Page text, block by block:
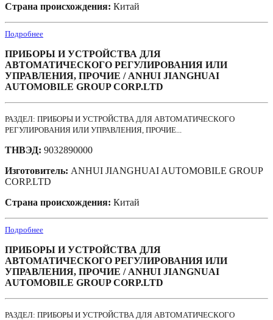
Страна происхождения: Китай
Подробнее
ПРИБОРЫ И УСТРОЙСТВА ДЛЯ
АВТОМАТИЧЕСКОГО РЕГУЛИРОВАНИЯ ИЛИ
УПРАВЛЕНИЯ, ПРОЧИЕ / ANHUI JIANGHUAI
AUTOMOBILE GROUP CORP.LTD
РАЗДЕЛ: ПРИБОРЫ И УСТРОЙСТВА ДЛЯ АВТОМАТИЧЕСКОГО
РЕГУЛИРОВАНИЯ ИЛИ УПРАВЛЕНИЯ, ПРОЧИЕ...
ТНВЭД: 9032890000
Изготовитель: ANHUI JIANGHUAI AUTOMOBILE GROUP
CORP.LTD
Страна происхождения: Китай
Подробнее
ПРИБОРЫ И УСТРОЙСТВА ДЛЯ
АВТОМАТИЧЕСКОГО РЕГУЛИРОВАНИЯ ИЛИ
УПРАВЛЕНИЯ, ПРОЧИЕ / ANHUI JIANGNUAI
AUTOMOBILE GROUP CORP.LTD
РАЗДЕЛ: ПРИБОРЫ И УСТРОЙСТВА ДЛЯ АВТОМАТИЧЕСКОГО